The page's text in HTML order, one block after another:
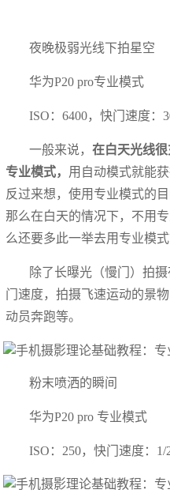
夜晚极弱光线下拍星空
华为P20 pro专业模式
ISO：6400，快门速度：
一般来说，在白天光线
专业模式， 用自动模式就能
反过来想，使用专业模式的
那么在白天的情况下，不用
么还要多此一举去用专业模式
除了长曝光（慢门）拍
门速度，拍摄飞速运动的景
动员奔跑等。
粉末喷洒的瞬间
华为P20 pro 专业模式
ISO：250，快门速度：